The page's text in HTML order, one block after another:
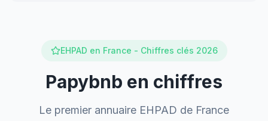
EHPAD en France - Chiffres clés 2026
Papybnb en chiffres
Le premier annuaire EHPAD de France